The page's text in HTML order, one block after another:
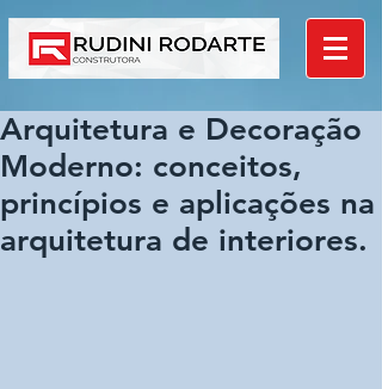
Arquitetura e Decoração
Moderno: conceitos,
princípios e aplicações na
arquitetura de interiores.